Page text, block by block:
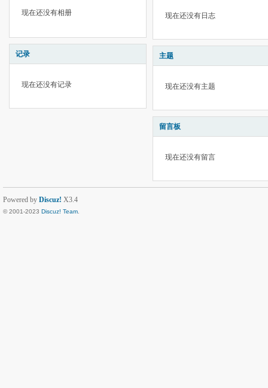
现在还没有相册
记录
现在还没有记录
现在还没有日志
主题
现在还没有主题
留言板
现在还没有留言
Powered by Discuz! X3.4
© 2001-2023 Discuz! Team